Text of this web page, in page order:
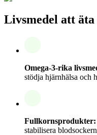
Livsmedel att äta
Omega-3-rika
stödja hjärnhälsa och
Fullkornsprodukter:
stabilisera